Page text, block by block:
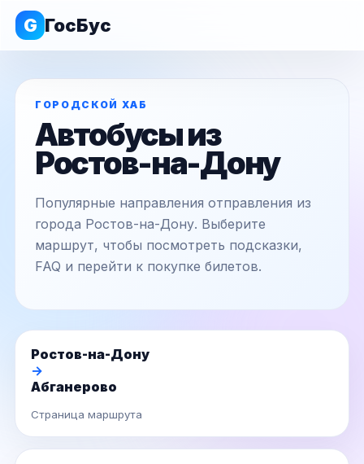
G ГосБус
ГОРОДСКОЙ ХАБ
Автобусы из
Ростов-на-Дону
Популярные направления отправления из
города Ростов-на-Дону. Выберите
маршрут, чтобы посмотреть подсказки,
FAQ и перейти к покупке билетов.
Ростов-на-Дону
→
Абганерово
Страница маршрута